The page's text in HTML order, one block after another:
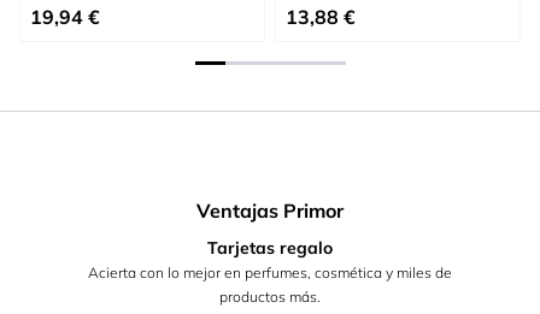
Precio especial
19,94 €
Precio especial
13,88 €
Ventajas Primor
Tarjetas regalo
Acierta con lo mejor en perfumes, cosmética y miles de
productos más.